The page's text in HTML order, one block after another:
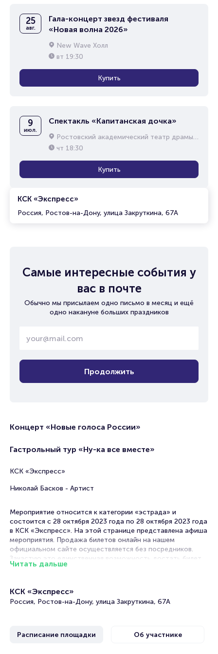
КСК «Экспресс»
Россия, Ростов-на-Дону, улица Закруткина, 67А
25
авг.
Гала-концерт звезд фестиваля
«Новая волна 2026»
New Wave Холл
вт 19:30
Купить
9
июл.
Спектакль «Капитанская дочка»
Ростовский академический театр драмы им. М.Горького
чт 18:30
Купить
Самые интересные события у
вас в почте
Обычно мы присылаем одно письмо в месяц и ещё
одно накануне больших праздников
Продолжить
Концерт «Новые голоса России»
Гастрольный тур «Ну-ка все вместе»
КСК «Экспресс»
Николай Басков - Артист
Мероприятие относится к категории «эстрада» и
состоится с 28 октября 2023 года по 28 октября 2023 года
в КСК «Экспресс». На этой странице представлена афиша
мероприятия. Продажа билетов онлайн на нашем
официальном сайте осуществляется без посредников.
Зачастую это единственная возможность достать билет
на концерт.
Portalbilet – удобный и надежный сервис для покупки и
места завершая оформлением его в зрительном зале на
Читать дальше
КСК «Экспресс»
Россия, Ростов-на-Дону, улица Закруткина, 67А
Расписание площадки Об участнике